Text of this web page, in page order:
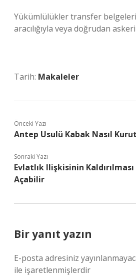
Yükümlülükler transfer
aracılığıyla veya doğrudan
Tarih: Makaleler
Önceki Yazı
Antep Usulü Kabak Nasıl
Sonraki Yazı
Evlatlık Ilişkisinin
Açabilir
Bir yanıt yazın
E-posta adresiniz
ile işaretlenmişlerdir